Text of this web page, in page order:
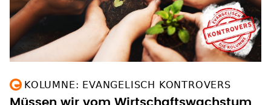
KOLUMNE: EVANGELISCH KONTROVERS